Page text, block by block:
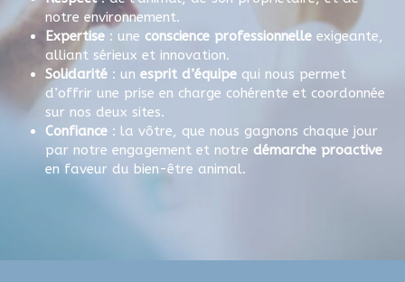
notre environnement.
Expertise : une conscience professionnelle exigeante,
alliant sérieux et innovation.
Solidarité : un esprit d’équipe qui nous permet
d’offrir une prise en charge cohérente et coordonnée
sur nos deux sites.
Confiance : la vôtre, que nous gagnons chaque jour
par notre engagement et notre démarche proactive
en faveur du bien-être animal.